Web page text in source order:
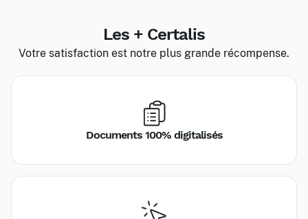
Les + Certalis
Votre satisfaction est notre plus grande récompense.
Documents 100% digitalisés